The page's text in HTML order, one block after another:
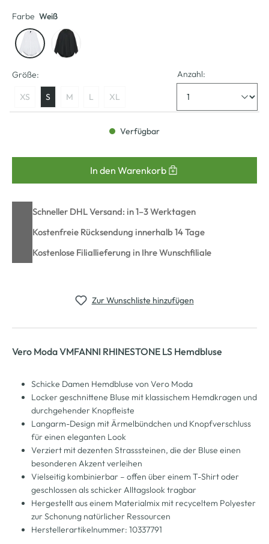
Farbe Weiß
Größe:
XS S M L XL
Anzahl:
Verfügbar
In den Warenkorb
Schneller DHL Versand: in 1–3 Werktagen
Kostenfreie Rücksendung innerhalb 14 Tage
Kostenlose Filiallieferung in Ihre Wunschfiliale
Zur Wunschliste hinzufügen
Vero Moda VMFANNI RHINESTONE LS Hemdbluse
Schicke Damen Hemdbluse von Vero Moda
Locker geschnittene Bluse mit klassischem Hemdkragen und
durchgehender Knopfleiste
Langarm-Design mit Ärmelbündchen und Knopfverschluss
für einen eleganten Look
Verziert mit dezenten Strasssteinen, die der Bluse einen
besonderen Akzent verleihen
Vielseitig kombinierbar – offen über einem T-Shirt oder
geschlossen als schicker Alltagslook tragbar
Hergestellt aus einem Materialmix mit recyceltem Polyester
zur Schonung natürlicher Ressourcen
Herstellerartikelnummer: 10337791